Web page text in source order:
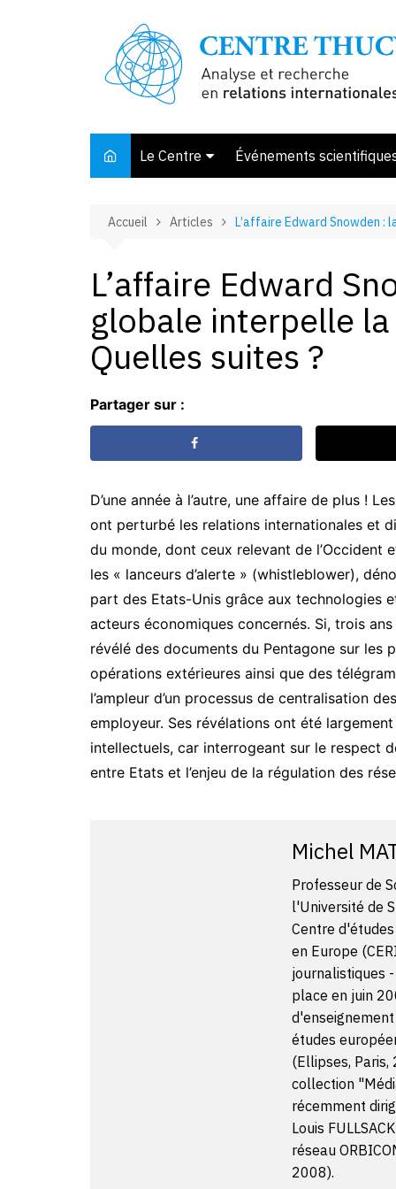
Le Centre
Membres et associés
Bibliothèque
Offre de stage
Événements
Accueil Articles L’affaire Edward Snowden
L’affaire Edward
globale interpelle
Quelles suites ?
Partager sur :
D’une année à l’autre, une affaire de plus !
ont perturbé les relations internationales et
du monde, dont ceux relevant de l’Occident
les « lanceurs d’alerte » (whistleblower),
part des Etats-Unis grâce aux technologies
acteurs économiques concernés. Si, trois
révélé des documents du Pentagone sur les
opérations extérieures ainsi que des
l’ampleur d’un processus de centralisation
employeur. Ses révélations ont été
intellectuels, car interrogeant sur le respect
entre Etats et l’enjeu de la régulation des
Michel
Professeur de
l'Université de
Centre
en Europe
journalistiques
place en juin
études
(Ellipses,
collection
récemment
Louis
réseau
2008).